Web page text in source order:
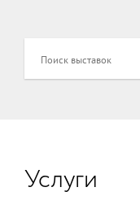
Услуги